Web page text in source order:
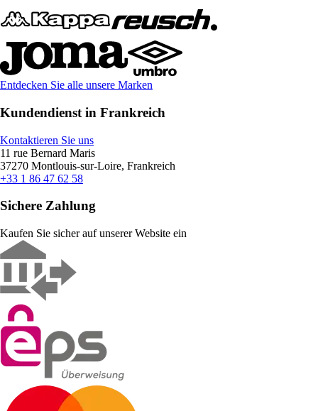
Entdecken Sie alle unsere Marken
Kundendienst in Frankreich
Kontaktieren Sie uns
11 rue Bernard Maris
37270 Montlouis-sur-Loire, Frankreich
+33 1 86 47 62 58
Sichere Zahlung
Kaufen Sie sicher auf unserer Website ein